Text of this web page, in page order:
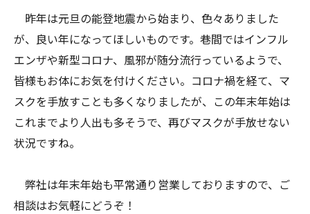
昨年は元旦の能登地震から始まり、色々ありました
が、良い年になってほしいものです。巷間ではインフル
エンザや新型コロナ、風邪が随分流行っているようで、
皆様もお体にお気を付けください。コロナ禍を経て、マ
スクを手放すことも多くなりましたが、この年末年始は
これまでより人出も多そうで、再びマスクが手放せない
状況ですね。
弊社は年末年始も平常通り営業しておりますので、ご
相談はお気軽にどうぞ！